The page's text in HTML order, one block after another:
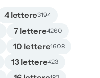
4 lettere3194
7 lettere4260
10 lettere1608
13 lettere423